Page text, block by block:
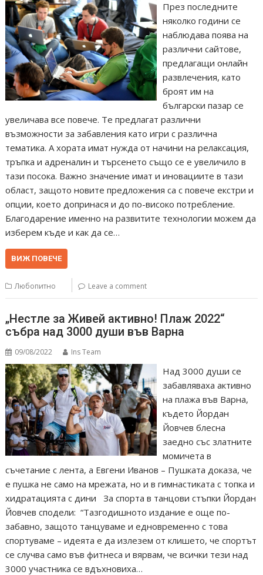
През последните
няколко години се
наблюдава поява на
различни сайтове,
предлагащи онлайн
развлечения, като
броят им на
български пазар се
увеличава все повече. Те предлагат различни
възможности за забавления като игри с различна
тематика. А хората имат нужда от начини на релаксация,
тръпка и адреналин и търсенето също се е увеличило в
тази посока. Важно значение имат и иновациите в тази
област, защото новите предложения са с повече екстри и
опции, което допринася и до по-високо потребление.
Благодарение именно на развитите технологии можем да
изберем къде и как да се…
ВИЖ ПОВЕЧЕ
Любопитно Leave a comment
„Нестле за Живей активно! Плаж 2022“
събра над 3000 души във Варна
09/08/2022 Ins Team
Над 3000 души се
забавляваха активно
на плажа във Варна,
където Йордан
Йовчев блесна
заедно със златните
момичета в
съчетание с лента, а Евгени Иванов – Пушката доказа, че
е пушка не само на мрежата, но и в гимнастиката с топка и
хидратацията с дини За спорта в танцови стъпки Йордан
Йовчев сподели: “Тазгодишното издание е още по-
забавно, защото танцуваме и едновременно с това
спортуваме – идеята е да излезем от клишето, че спортът
се случва само във фитнеса и вярвам, че всички тези над
3000 участника се вдъхновиха…